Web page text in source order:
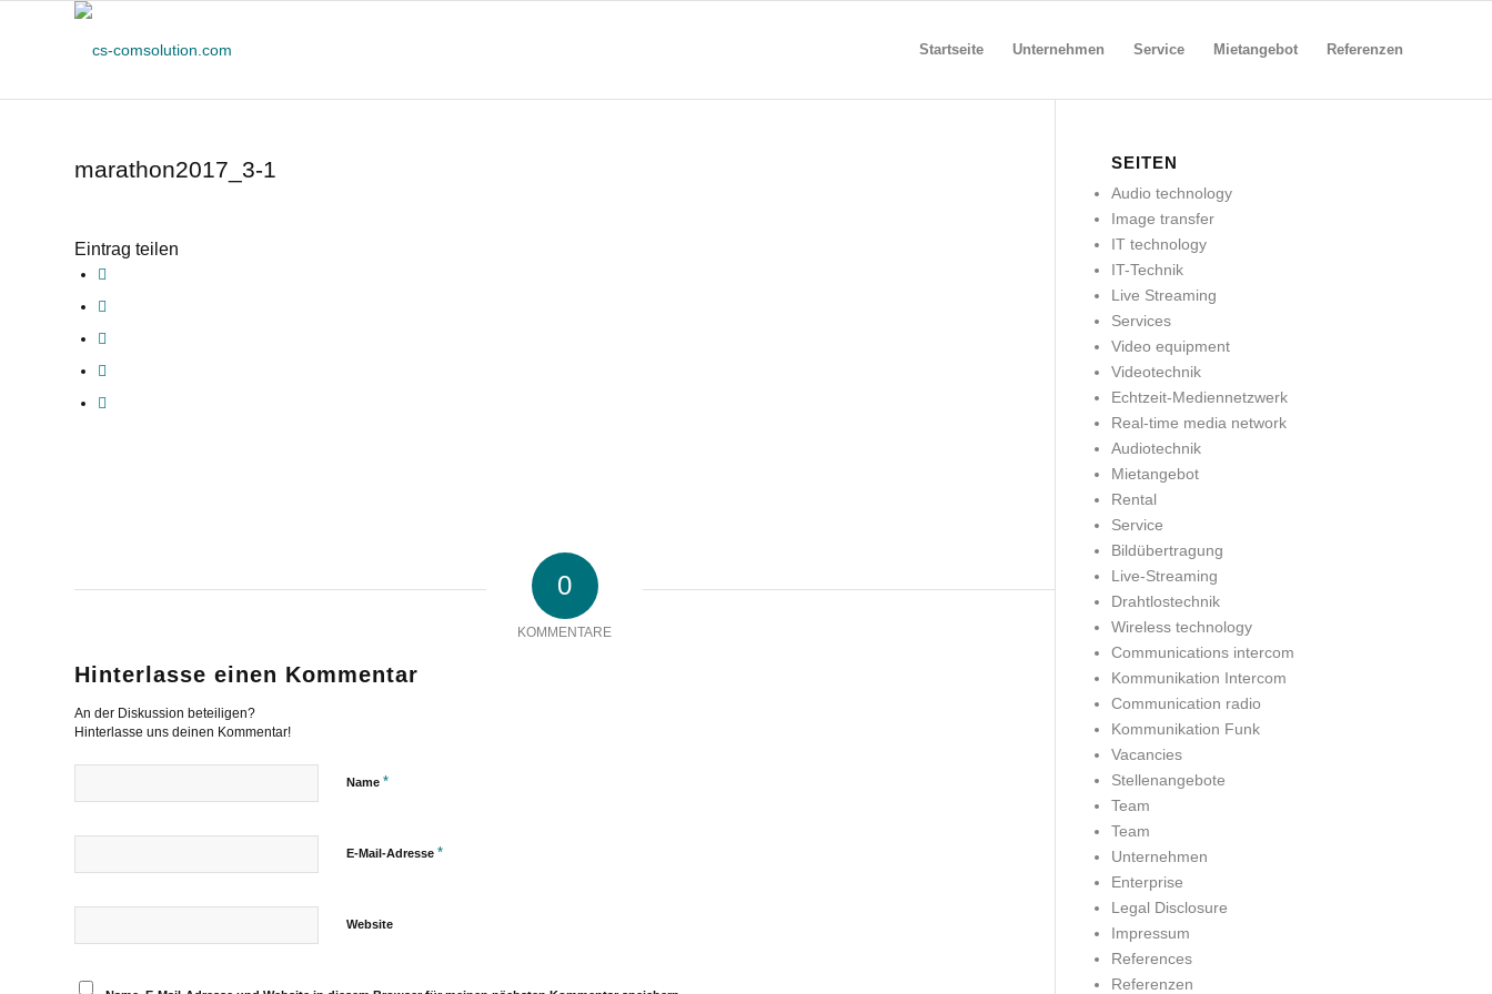
Startseite Unternehmen Service Mietangebot Referenzen
marathon2017_3-1
Eintrag teilen
0
KOMMENTARE
Hinterlasse einen Kommentar
An der Diskussion beteiligen?
Hinterlasse uns deinen Kommentar!
Name *
E-Mail-Adresse *
Website
SEITEN
Audio technology
Image transfer
IT technology
IT-Technik
Live Streaming
Services
Video equipment
Videotechnik
Echtzeit-Mediennetzwerk
Real-time media network
Audiotechnik
Mietangebot
Rental
Service
Bildübertragung
Live-Streaming
Drahtlostechnik
Wireless technology
Communications intercom
Kommunikation Intercom
Communication radio
Kommunikation Funk
Vacancies
Stellenangebote
Team
Team
Unternehmen
Enterprise
Legal Disclosure
Impressum
References
Referenzen